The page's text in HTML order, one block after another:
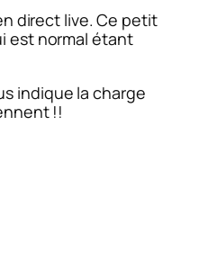
direct live. Ce petit
est normal étant
indique la charge
!!